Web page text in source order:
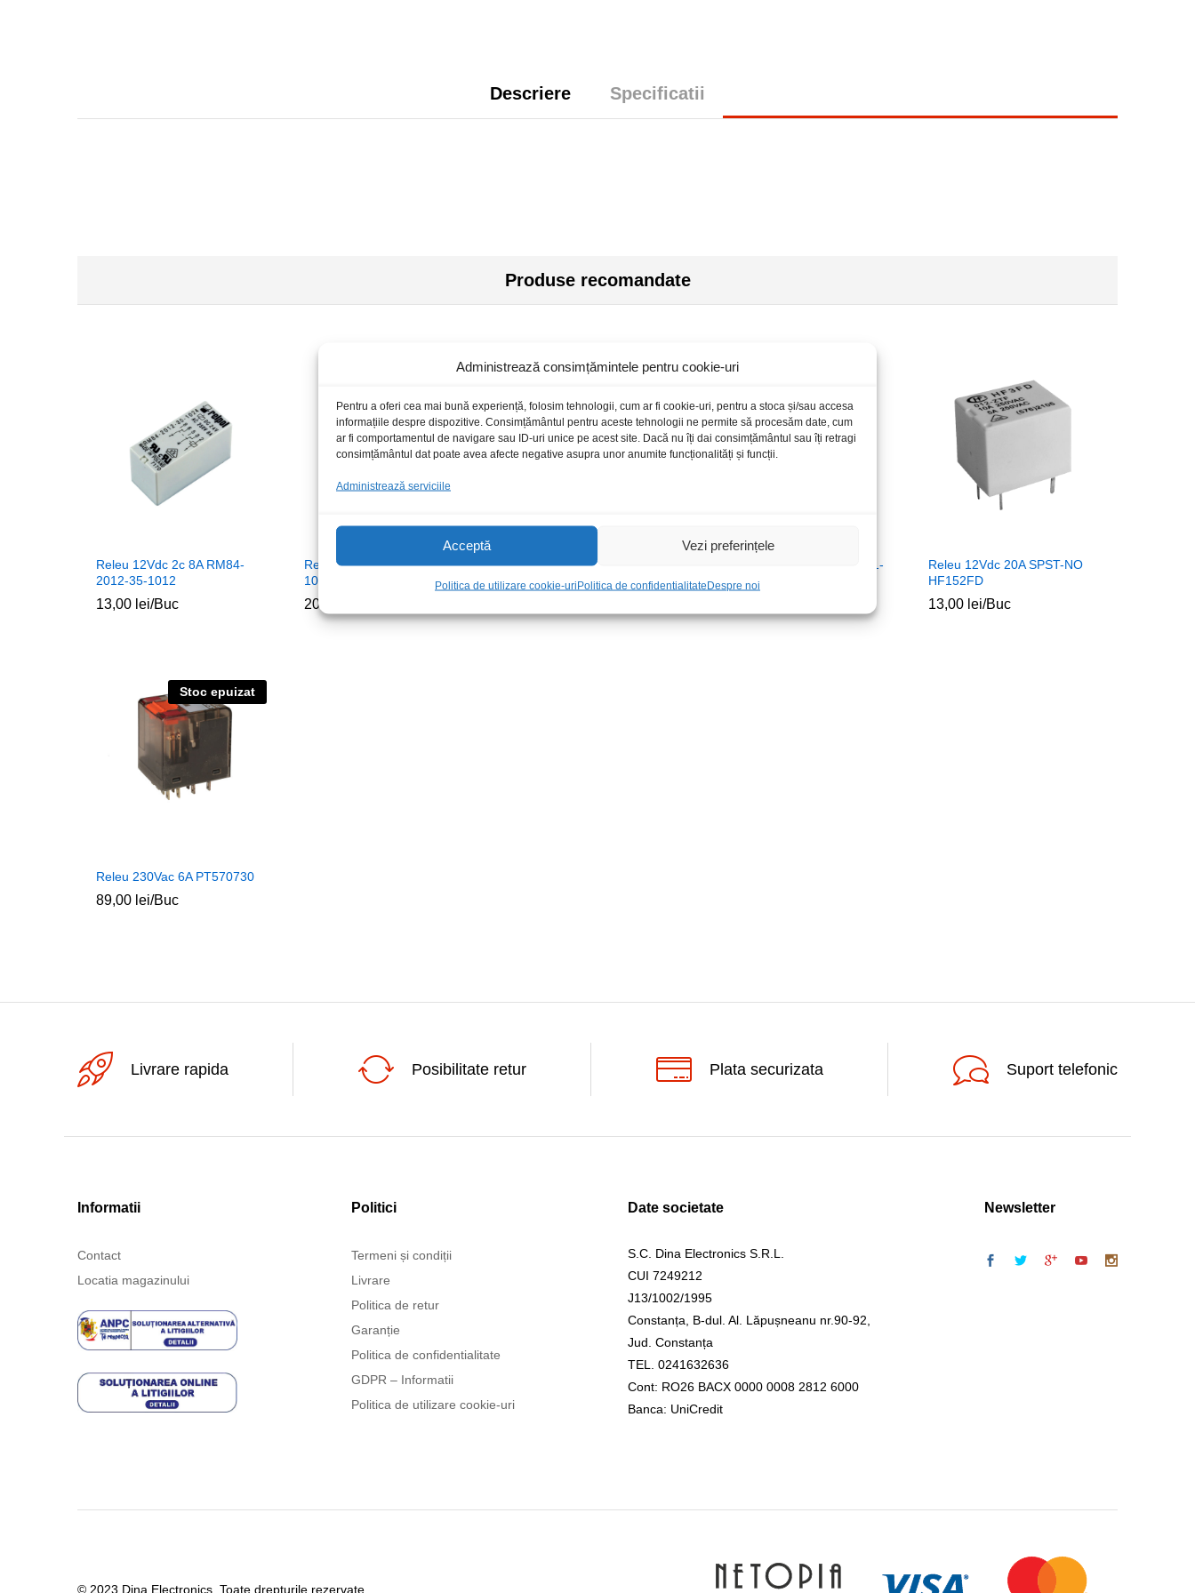
Administrează consimțămintele pentru cookie-uri
Pentru a oferi cea mai bună experiență, folosim tehnologii, cum ar fi cookie-uri, pentru a stoca și/sau accesa
informațiile despre dispozitive. Consimțământul pentru aceste tehnologii ne permite să procesăm date, cum
ar fi comportamentul de navigare sau ID-uri unice pe acest site. Dacă nu îți dai consimțământul sau îți retragi
consimțământul dat poate avea afecte negative asupra unor anumite funcționalități și funcții.
Administrează serviciile
Acceptă Vezi preferințele
Politica de utilizare cookie-uriPolitica de confidentialitateDespre noi
Descriere Specificatii
Produse recomandate
Releu 12Vdc 2c 8A RM84-
2012-35-1012
13,00 lei/Buc
Releu timp 0s-10s 12Vdc
10A/250Vac intarziere
20,00
Soclu releu 8p 14FF-2Z-C2
DPDT DIN mic
Releu 3Vdc 10A RM50-3011-
85-1003
Releu 12Vdc 20A SPST-NO
HF152FD
13,00 lei/Buc
Stoc epuizat
Releu 230Vac 6A PT570730
89,00 lei/Buc
Livrare rapida Posibilitate retur Plata securizata Suport telefonic
Informatii
Contact
Locatia magazinului
Politici
Termeni și condiții
Livrare
Politica de retur
Garanție
Politica de confidentialitate
GDPR – Informatii
Politica de utilizare cookie-uri
Date societate
S.C. Dina Electronics S.R.L.
CUI 7249212
J13/1002/1995
Constanța, B-dul. Al. Lăpușneanu nr.90-92,
Jud. Constanța
TEL. 0241632636
Cont: RO26 BACX 0000 0008 2812 6000
Banca: UniCredit
Newsletter
© 2023 Dina Electronics. Toate drepturile rezervate.